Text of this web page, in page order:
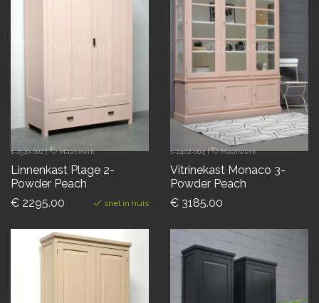
1-2510-002| Maatwerk
Linnenkast Plage 2-
Powder Peach
€ 2295.00
snel in huis
1-2402-004| Maatwerk
Vitrinekast Monaco 3-
Powder Peach
€ 3185.00